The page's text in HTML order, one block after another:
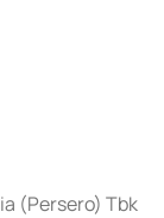
(Persero) Tbk